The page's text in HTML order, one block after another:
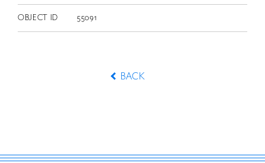
OBJECT ID 55091
BACK